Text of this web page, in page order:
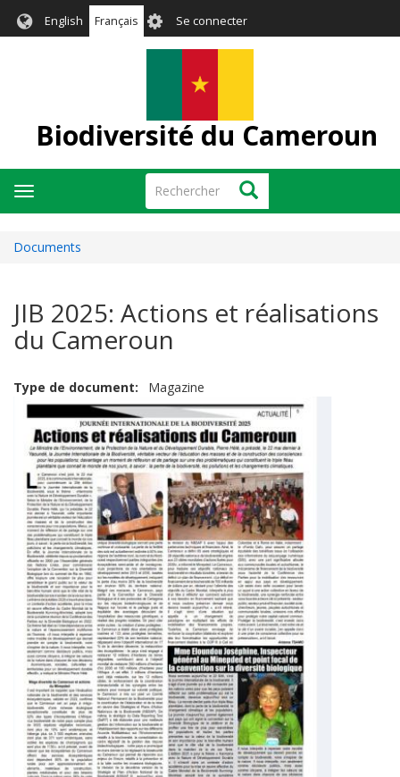
English Français User
account
Se connecter
Biodiversité du Cameroun
Rechercher Rechercher
Toggle
navigation
Documents
JIB 2025: Actions et réalisations
du Cameroun
Type de document Magazine